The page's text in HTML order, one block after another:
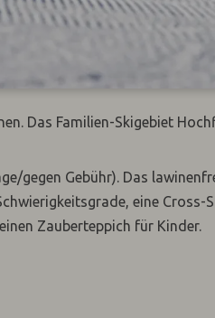
Das Familien-Skigebiet
gegen Gebühr). Das
eine Cross-
Zauberteppich für Kinder.